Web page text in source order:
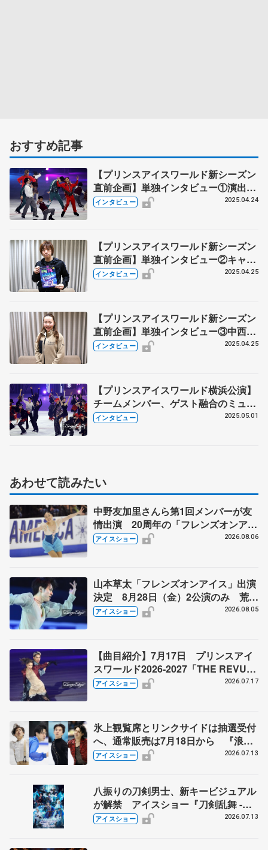
おすすめ記事
【プリンスアイスワールド新シーズン
直前企画】単独インタビュー①演出
家・菅野こうめい氏が明かす「進化」
れた元世界王者とは？
インタビュー 2025.04.24
【プリンスアイスワールド新シーズン
直前企画】単独インタビュー②キャプ
テン10年 PIWの大黒柱・小林宏一さん
さんらから受けた刺激
インタビュー 2025.04.25
【プリンスアイスワールド新シーズン
直前企画】単独インタビュー③中西樹
希さん「新たな挑戦が相乗効果生んで
る
インタビュー 2025.04.25
【プリンスアイスワールド横浜公演】
チームメンバー、ゲスト融合のミュー
ジカル演出 友野一希、初披露の来季
インタビュー 2025.05.01
あわせて読みたい
中野友加里さんら第1回メンバーが友
情出演 20周年の「フレンズオンアイ
ス」 宮本賢二さん、有川梨絵さん、
アイスショー 2026.08.06
山本草太「フレンズオンアイス」出演
決定 8月28日（金）2公演のみ 荒川
静香さんプロデュース、20周年のアイ
アイスショー 2026.08.05
【曲目紹介】7月17日 プリンスアイ
スワールド2026-2027「THE REVUE
ON ICE」横浜公演
アイスショー 2026.07.17
氷上観覧席とリンクサイドは抽選受付
へ、通常販売は7月18日から 『浪速
フィギュアスケートフェスティバル
アイスショー 2026.07.13
八振りの刀剣男士、新キービジュアル
が解禁 アイスショー『刀剣乱舞 -
ICE BLADE -』 リセール実施も発表
アイスショー 2026.07.13